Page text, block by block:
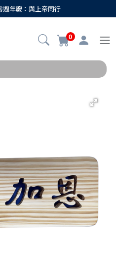
週年慶：與上帝同行
0